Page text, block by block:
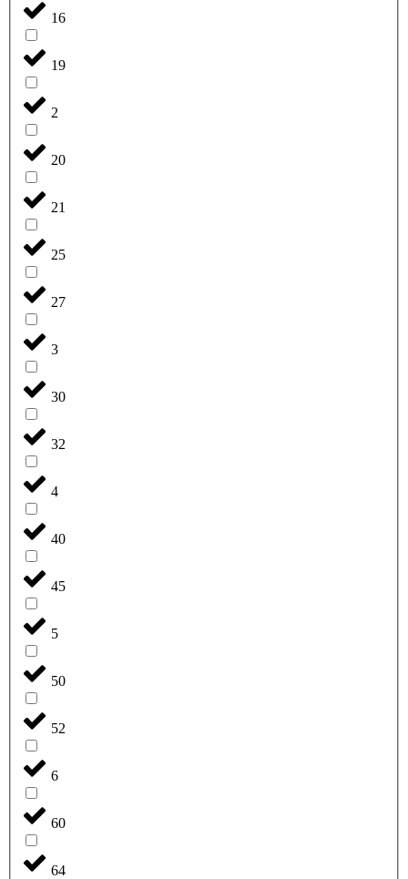
16
19
2
20
21
25
27
3
30
32
4
40
45
5
50
52
6
60
64